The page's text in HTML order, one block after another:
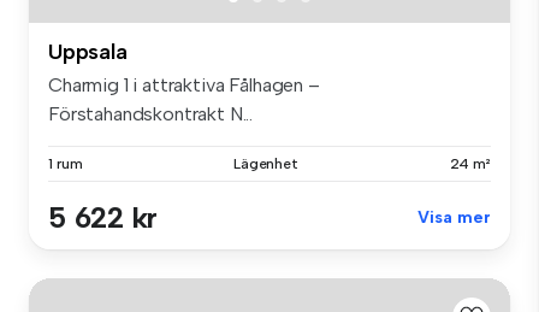
Uppsala
Charmig 1 i attraktiva Fålhagen –
Förstahandskontrakt N...
1 rum Lägenhet 24 m²
5 622 kr Visa mer